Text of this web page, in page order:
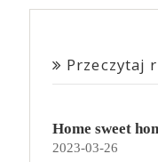
Przeczytaj
Home sweet
2023-03-26